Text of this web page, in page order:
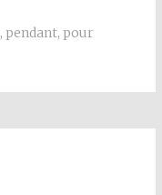
, pendant, pour